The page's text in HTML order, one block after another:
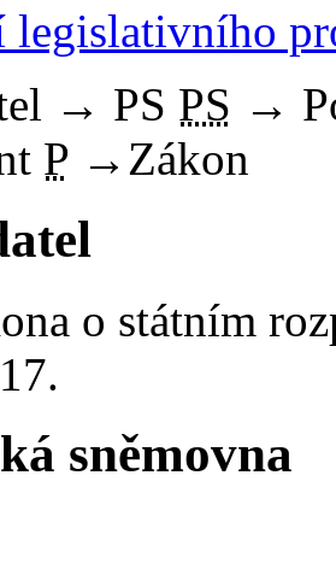
legislativního
→ PS PS →
P → Zákon
o státním
sněmovna